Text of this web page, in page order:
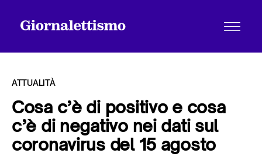
Tutti gli articoli
ATTUALITÀ
Cosa c’è di positivo e cosa
c’è di negativo nei dati sul
coronavirus del 15 agosto